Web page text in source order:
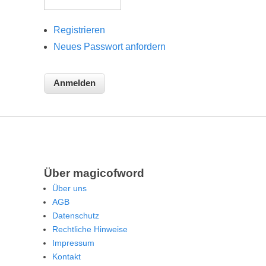
Registrieren
Neues Passwort anfordern
Über magicofword
Über uns
AGB
Datenschutz
Rechtliche Hinweise
Impressum
Kontakt